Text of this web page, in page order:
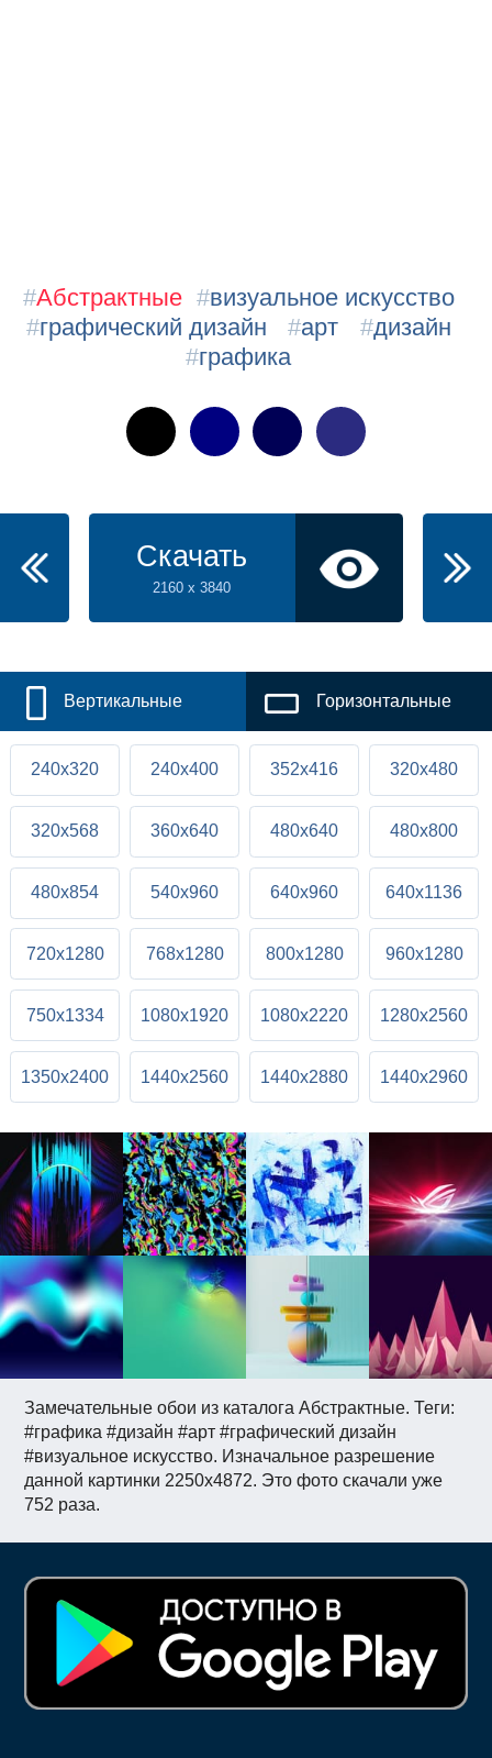
Замечательные обои из каталога Абстрактные. Теги:
#графика #дизайн #арт #графический дизайн
#визуальное искусство. Изначальное разрешение
данной картинки 2250x4872. Это фото скачали уже
752 раза.
#Абстрактные #визуальное искусство
#графический дизайн #арт #дизайн
#графика
Скачать
2160 x 3840
Вертикальные Горизонтальные
240x320 240x400 352x416 320x480
320x568 360x640 480x640 480x800
480x854 540x960 640x960 640x1136
720x1280 768x1280 800x1280 960x1280
750x1334 1080x1920 1080x2220 1280x2560
1350x2400 1440x2560 1440x2880 1440x2960